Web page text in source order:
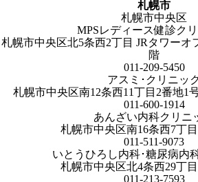
札幌市
札幌市中央区
MPSレディース健診ク
札幌市中央区北5条西2丁目 JRタワーオ
階
011-209-5450
アスミ･クリニッ
札幌市中央区南12条西11丁目2番地1
011-600-1914
あんざい内科クリニ
札幌市中央区南16条西7丁
011-511-9073
いとうひろし内科･糖尿病内
札幌市中央区北4条西29丁
011-213-7593